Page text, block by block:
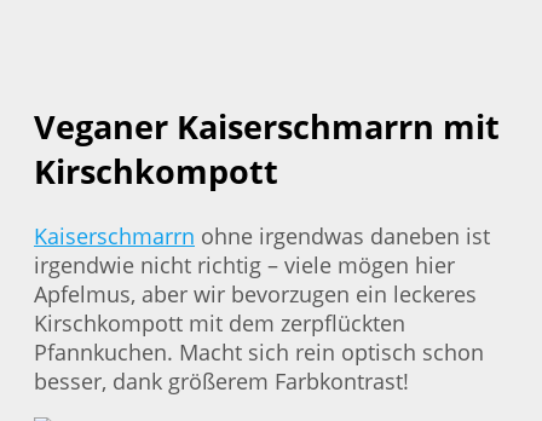
Veganer Kaiserschmarrn mit
Kirschkompott
Kaiserschmarrn ohne irgendwas daneben ist
irgendwie nicht richtig – viele mögen hier
Apfelmus, aber wir bevorzugen ein leckeres
Kirschkompott mit dem zerpflückten
Pfannkuchen. Macht sich rein optisch schon
besser, dank größerem Farbkontrast!